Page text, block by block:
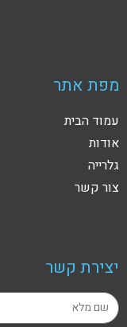
מפת אתר
עמוד הבית
אודות
גלרייה
צור קשר
יצירת קשר